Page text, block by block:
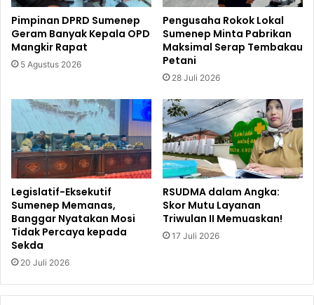
Pimpinan DPRD Sumenep
Geram Banyak Kepala OPD
Mangkir Rapat
5 Agustus 2026
Pengusaha Rokok Lokal
Sumenep Minta Pabrikan
Maksimal Serap Tembakau
Petani
28 Juli 2026
Legislatif-Eksekutif
Sumenep Memanas,
Banggar Nyatakan Mosi
Tidak Percaya kepada
Sekda
20 Juli 2026
RSUDMA dalam Angka:
Skor Mutu Layanan
Triwulan II Memuaskan!
17 Juli 2026